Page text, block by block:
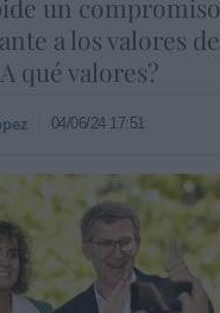
un
a los valores
qué valores?
04/06/24 17:51